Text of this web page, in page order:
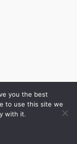
Thème WordPress Astra
you the best
to use this site we
with it.